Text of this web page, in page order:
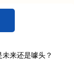
来还是噱头？